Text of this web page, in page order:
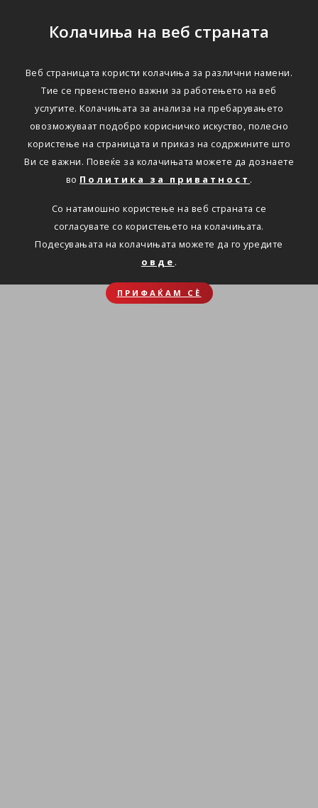
Колачиња на веб страната
Веб страницата користи колачиња за различни намени.
Тие се првенствено важни за работењето на веб
услугите. Колачињата за анализа на пребарувањето
овозможуваат подобро корисничко искуство, полесно
користење на страницата и приказ на содржините што
Ви се важни. Повеќе за колачињата можете да дознаете
во Политика за приватност .
Со натамошно користење на веб страната се
согласувате со користењето на колачињата.
Подесувањата на колачињата можете да го уредите
овде .
ПРИФАЌАМ СЀ